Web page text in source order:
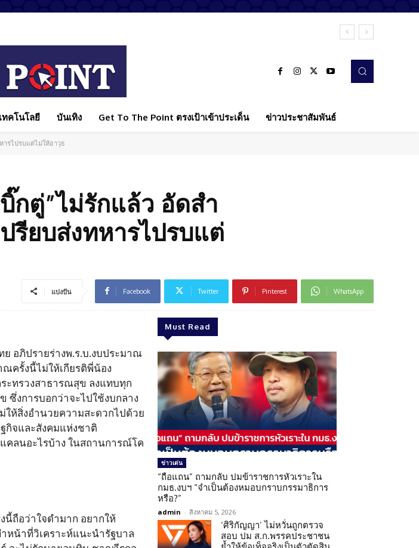
ม่มีวันแทนหมอได้ทั้งหมด
เทคโนโลยี บันเทิง Get To The Point ตรงเป้าเข้าประเด็น ข่าวประชาสัมพันธ์
รไปรบแต่ไม่ให้อาวุธ
กตู่”ไม่รักแล้ว อัดสำ
รียบส่งทหารไปรบแต่
แบ่งปัน Facebook Twitter Pinterest WhatsApp
ย อภิปรายร่างพ.ร.บ.งบประมาณ
ครั้งนี้ไม่ให้เกียรติพี่น้อง
ะทรวงสาธารณสุข ลงแทบทุก
งการบอกว่าจะไปใช้งบกลาง
ให้สิ่งอำนวยความสะดวกไปด้วย
กิจและสังคมแห่งชาติ
คลนอะไรบ้าง ในสถานการณ์โค
ถือว่าใจดำมาก อยากให้
น้าที่วิเคราะห์แนะนำรัฐบาล
Must Read
ข่าวเด่น
“ถือแถน” ถามกลับ ปมข้าราชการหัวเราะใน
กมธ.งบฯ “จำเป็นต้องหมอบกราบกรรมาธิการ
หรือ?”
admin - สิงหาคม 5, 2026
‘ศิริกัญญา’ ไม่หวั่นถูกตรวจ
สอบ ปม ส.ก.พรรคประชาชน